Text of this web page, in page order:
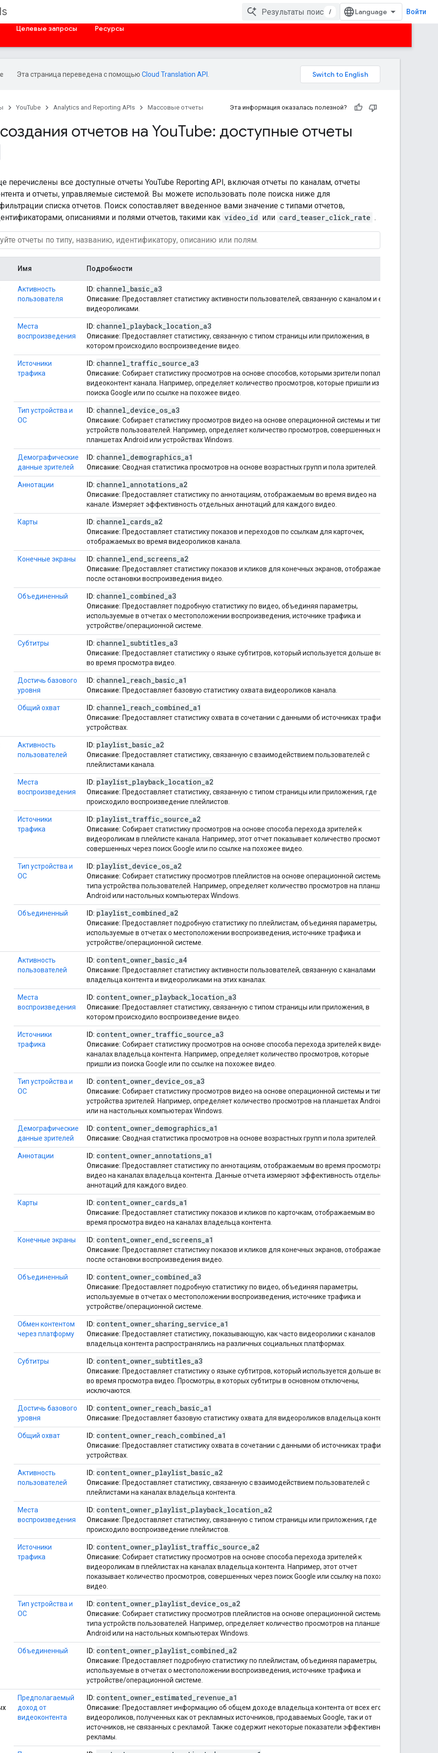
/ Войти
Целевые запросы Ресурсы
Эта страница переведена с помощью Cloud Translation API
YouTube Analytics and Reporting APIs Массовые отчеты Эта информация оказалась полезной?
создания отчетов на YouTube: доступные отчеты
перечислены все доступные отчеты YouTube Reporting API, включая отчеты по каналам, отчеты
и отчеты, управляемые системой. Вы можете использовать поле поиска ниже для
списка отчетов. Поиск сопоставляет введенное вами значение с типами отчетов,
описаниями и полями отчетов, такими как video_id или card_teaser_click_rate .
Имя Подробности
Активность
пользователя
ID: channel basic a3
Описание: Предоставляет статистику активности пользователей, связанную с каналом и его
видеороликами.
Места
воспроизведения
ID: channel playback location a3
Описание: Предоставляет статистику, связанную с типом страницы или приложения, в
котором происходило воспроизведение видео.
Источники
трафика
ID: channel traffic source a3
Описание: Собирает статистику просмотров на основе способов, которыми зрители попали на
видеоконтент канала. Например, определяет количество просмотров, которые пришли из
поиска Google или по ссылке на похожее видео.
Тип устройства и
ОС
ID: channel device os a3
Описание: Собирает статистику просмотров видео на основе операционной системы и типа
устройств пользователей. Например, определяет количество просмотров, совершенных на
планшетах Android или устройствах Windows.
Демографические
данные зрителей
ID: channel demographics a1
Описание: Сводная статистика просмотров на основе возрастных групп и пола зрителей.
Аннотации ID: channel annotations a2
Описание: Предоставляет статистику по аннотациям, отображаемым во время видео на
канале. Измеряет эффективность отдельных аннотаций для каждого видео.
Карты ID: channel cards a2
Описание: Предоставляет статистику показов и переходов по ссылкам для карточек,
отображаемых во время видеороликов канала.
Конечные экраны ID: channel end screens a2
Описание: Предоставляет статистику показов и кликов для конечных экранов, отображаемых
после остановки воспроизведения видео.
Объединенный ID: channel combined a3
Описание: Предоставляет подробную статистику по видео, объединяя параметры,
используемые в отчетах о местоположении воспроизведения, источнике трафика и
устройстве/операционной системе.
Субтитры ID: channel subtitles a3
Описание: Предоставляет статистику о языке субтитров, который используется дольше всего
во время просмотра видео.
Достичь базового
уровня
ID: channel reach basic a1
Описание: Предоставляет базовую статистику охвата видеороликов канала.
Общий охват ID: channel reach combined a1
Описание: Предоставляет статистику охвата в сочетании с данными об источниках трафика и
устройствах.
Активность
пользователей
ID: playlist basic a2
Описание: Предоставляет статистику, связанную с взаимодействием пользователей с
плейлистами канала.
Места
воспроизведения
ID: playlist playback location a2
Описание: Предоставляет статистику, связанную с типом страницы или приложения, где
происходило воспроизведение плейлистов.
Источники
трафика
ID: playlist traffic source a2
Описание: Собирает статистику просмотров на основе способа перехода зрителей к
видеороликам в плейлисте канала. Например, этот отчет показывает количество просмотров,
совершенных через поиск Google или по ссылке на похожее видео.
Тип устройства и
ОС
ID: playlist device os a2
Описание: Собирает статистику просмотров плейлистов на основе операционной системы и
типа устройства пользователей. Например, определяет количество просмотров на планшетах
Android или настольных компьютерах Windows.
Объединенный ID: playlist combined a2
Описание: Предоставляет подробную статистику по плейлистам, объединяя параметры,
используемые в отчетах о местоположении воспроизведения, источнике трафика и
устройстве/операционной системе.
Активность
пользователей
ID: content owner basic a4
Описание: Предоставляет статистику активности пользователей, связанную с каналами
владельца контента и видеороликами на этих каналах.
Места
воспроизведения
ID: content owner playback location a3
Описание: Предоставляет статистику, связанную с типом страницы или приложения, в
котором происходило воспроизведение видео.
Источники
трафика
ID: content owner traffic source a3
Описание: Собирает статистику просмотров на основе способа перехода зрителей к видео на
каналах владельца контента. Например, определяет количество просмотров, которые
пришли из поиска Google или по ссылке на похожее видео.
Тип устройства и
ОС
ID: content owner device os a3
Описание: Собирает статистику просмотров видео на основе операционной системы и типа
устройства зрителей. Например, определяет количество просмотров на планшетах Android
или на настольных компьютерах Windows.
Демографические
данные зрителей
ID: content owner demographics a1
Описание: Сводная статистика просмотров на основе возрастных групп и пола зрителей.
Аннотации ID: content owner annotations a1
Описание: Предоставляет статистику по аннотациям, отображаемым во время просмотра
видео на каналах владельца контента. Данные отчета измеряют эффективность отдельных
аннотаций для каждого видео.
Карты ID: content owner cards a1
Описание: Предоставляет статистику показов и кликов по карточкам, отображаемым во
время просмотра видео на каналах владельца контента.
Конечные экраны ID: content owner end screens a1
Описание: Предоставляет статистику показов и кликов для конечных экранов, отображаемых
после остановки воспроизведения видео.
Объединенный ID: content owner combined a3
Описание: Предоставляет подробную статистику по видео, объединяя параметры,
используемые в отчетах о местоположении воспроизведения, источнике трафика и
устройстве/операционной системе.
Обмен контентом
через платформу
ID: content owner sharing service a1
Описание: Предоставляет статистику, показывающую, как часто видеоролики с каналов
владельца контента распространялись на различных социальных платформах.
Субтитры ID: content owner subtitles a3
Описание: Предоставляет статистику о языке субтитров, который используется дольше всего
во время просмотра видео. Просмотры, в которых субтитры в основном отключены,
исключаются.
Достичь базового
уровня
ID: content owner reach basic a1
Описание: Предоставляет базовую статистику охвата для видеороликов владельца контента.
Общий охват ID: content owner reach combined a1
Описание: Предоставляет статистику охвата в сочетании с данными об источниках трафика и
устройствах.
Активность
пользователей
ID: content owner playlist basic a2
Описание: Предоставляет статистику, связанную с взаимодействием пользователей с
плейлистами на каналах владельца контента.
Места
воспроизведения
ID: content owner playlist playback location a2
Описание: Предоставляет статистику, связанную с типом страницы или приложения, где
происходило воспроизведение плейлистов.
Источники
трафика
ID: content owner playlist traffic source a2
Описание: Собирает статистику просмотров на основе способа перехода зрителей к
видеороликам в плейлистах на каналах владельца контента. Например, этот отчет
показывает количество просмотров, совершенных через поиск Google или ссылку на похожее
видео.
Тип устройства и
ОС
ID: content owner playlist device os a2
Описание: Собирает статистику просмотров плейлистов на основе операционной системы и
типа устройств пользователей. Например, определяет количество просмотров на планшетах
Android или на настольных компьютерах Windows.
Объединенный ID: content owner playlist combined a2
Описание: Предоставляет подробную статистику по плейлистам, объединяя параметры,
используемые в отчетах о местоположении воспроизведения, источнике трафика и
устройстве/операционной системе.
Предполагаемый
доход от
видеоконтента
ID: content owner estimated revenue a1
Описание: Предоставляет информацию об общем доходе владельца контента от всех его
видеороликов, полученных как от рекламных источников, продаваемых Google, так и от
источников, не связанных с рекламой. Также содержит некоторые показатели эффективности
рекламы.